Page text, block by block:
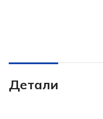
Детали